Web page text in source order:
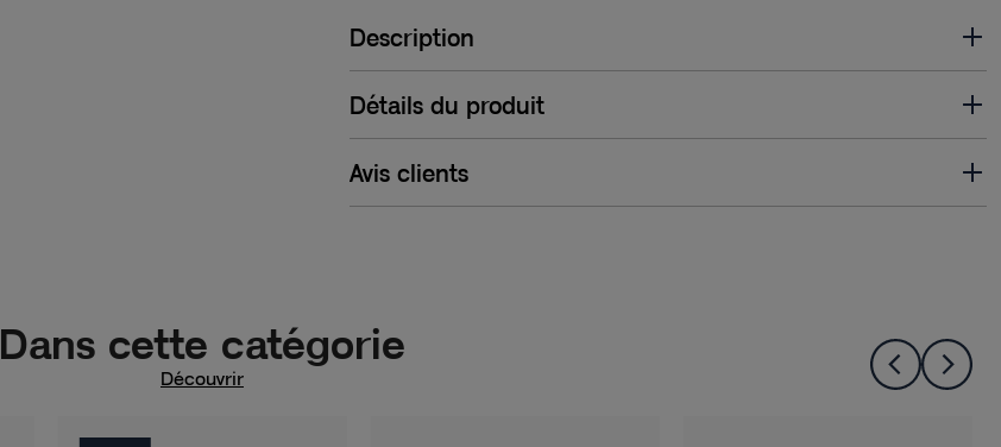
Description
Détails du produit
Avis clients
Dans cette catégorie
Découvrir